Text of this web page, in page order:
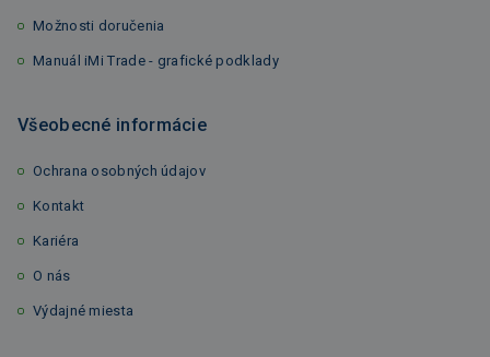
Možnosti doručenia
Manuál iMi Trade - grafické podklady
Všeobecné informácie
Ochrana osobných údajov
Kontakt
Kariéra
O nás
Výdajné miesta